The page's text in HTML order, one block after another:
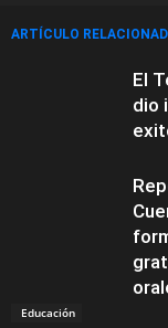
ARTÍCULO
Educación
El
dio